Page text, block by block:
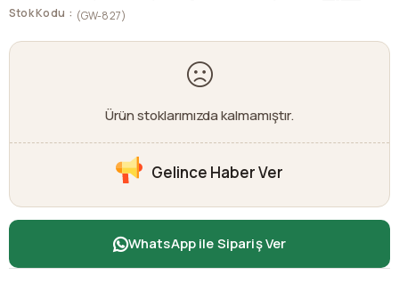
Stok Kodu (GW-827)
Ürün stoklarımızda kalmamıştır.
Gelince Haber Ver
WhatsApp ile Sipariş Ver